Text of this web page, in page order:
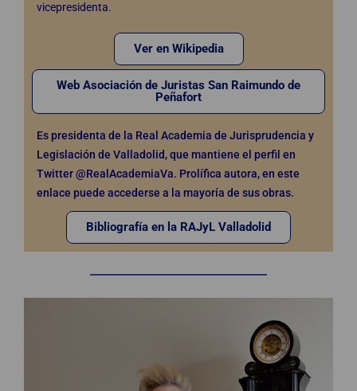
vicepresidenta.
Ver en Wikipedia
Web Asociación de Juristas San Raimundo de
Peñafort
Es presidenta de la Real Academia de Jurisprudencia y
Legislación de Valladolid, que mantiene el perfil en
Twitter @RealAcademiaVa. Prolífica autora, en este
enlace puede accederse a la mayoría de sus obras.
Bibliografía en la RAJyL Valladolid